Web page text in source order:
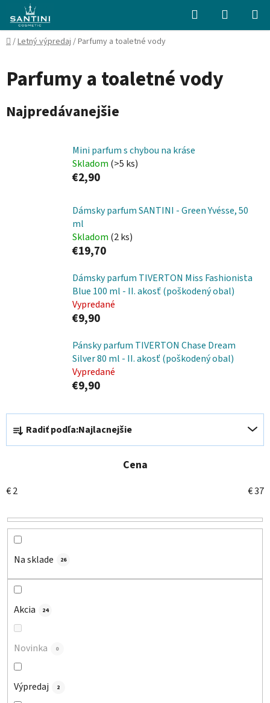
Prejsť
obsah
Hľadať
KOŠÍK
Domov
/Letný výpredaj /Parfumy a toaletné vody
Parfumy a toaletné vody
Najpredávanejšie
Mini parfum s chybou na kráse
Skladom (>5 ks)
€2,90
Dámsky parfum SANTINI - Green Yvésse, 50
ml
Skladom (2 ks)
€19,70
Dámsky parfum TIVERTON Miss Fashionista
Blue 100 ml - II. akosť (poškodený obal)
Vypredané
€9,90
Pánsky parfum TIVERTON Chase Dream
Silver 80 ml - II. akosť (poškodený obal)
Vypredané
€9,90
R
d
n
i
e
p
d
Radiť podľa:Najlacnejšie
Cena
€2 €37
Na sklade 26
Akcia 24
Novinka 0
Výpredaj 2